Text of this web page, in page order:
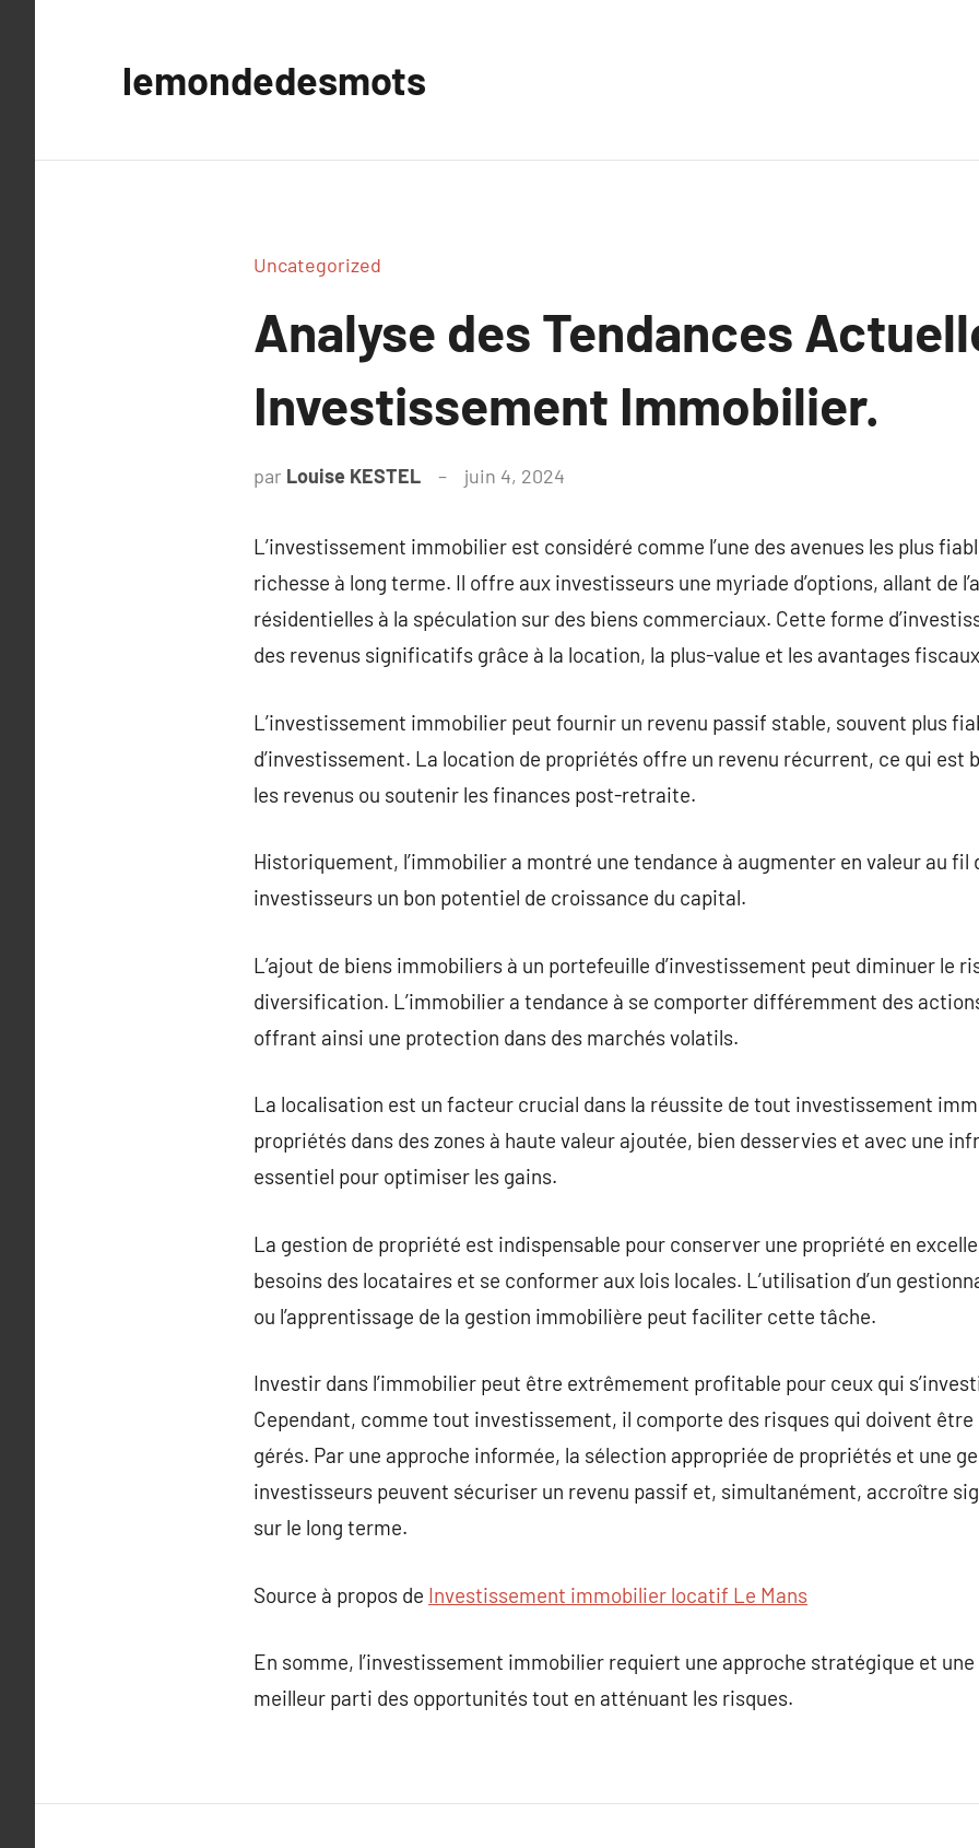
lemondedesmots
Uncategorized
Analyse des Tendances
Investissement Immobilier.
par Louise KESTEL juin 4, 2024
L’investissement immobilier est considéré comme l’une des avenues les plus
richesse à long terme. Il offre aux investisseurs une myriade d’options, allant de
résidentielles à la spéculation sur des biens commerciaux. Cette forme
des revenus significatifs grâce à la location, la plus-value et les avantages
L’investissement immobilier peut fournir un revenu passif stable, souvent plus
d’investissement. La location de propriétés offre un revenu récurrent, ce qui est
les revenus ou soutenir les finances post-retraite.
Historiquement, l’immobilier a montré une tendance à augmenter en valeur au
investisseurs un bon potentiel de croissance du capital.
L’ajout de biens immobiliers à un portefeuille d’investissement peut diminuer le
diversification. L’immobilier a tendance à se comporter différemment des
offrant ainsi une protection dans des marchés volatils.
La localisation est un facteur crucial dans la réussite de tout investissement
propriétés dans des zones à haute valeur ajoutée, bien desservies et avec une
essentiel pour optimiser les gains.
La gestion de propriété est indispensable pour conserver une propriété en
besoins des locataires et se conformer aux lois locales. L’utilisation d’un
ou l’apprentissage de la gestion immobilière peut faciliter cette tâche.
Investir dans l’immobilier peut être extrêmement profitable pour ceux qui
Cependant, comme tout investissement, il comporte des risques qui doivent
gérés. Par une approche informée, la sélection appropriée de propriétés et une
investisseurs peuvent sécuriser un revenu passif et, simultanément, accroître
sur le long terme.
Source à propos de Investissement immobilier locatif Le Mans
En somme, l’investissement immobilier requiert une approche stratégique et
meilleur parti des opportunités tout en atténuant les risques.